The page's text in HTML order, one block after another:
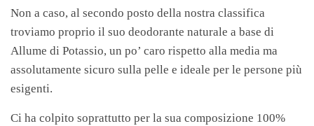
Non a caso, al secondo posto della nostra classifica
troviamo proprio il suo deodorante naturale a base di
Allume di Potassio, un po’ caro rispetto alla media ma
assolutamente sicuro sulla pelle e ideale per le persone più
esigenti.
Ci ha colpito soprattutto per la sua composizione 100%